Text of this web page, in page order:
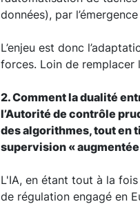
données), par
L’enjeu est donc
forces. Loin de remplacer
2. Comment la dualité
l’Autorité de contrôle
des algorithmes, tout en
supervision « augmentée
L'IA, en étant tout à la
de régulation engagé en